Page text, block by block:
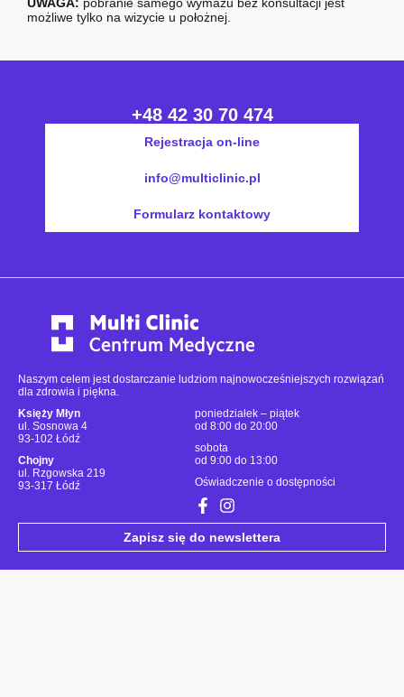
UWAGA: pobranie samego wymazu bez konsultacji jest
możliwe tylko na wizycie u położnej.
+48 42 30 70 474
Rejestracja on-line
info@multiclinic.pl
Formularz kontaktowy
Naszym celem jest dostarczanie ludziom najnowocześniejszych rozwiązań
dla zdrowia i piękna.
Księży Młyn
ul. Sosnowa 4
93-102 Łódź
Chojny
ul. Rzgowska 219
93-317 Łódź
poniedziałek – piątek
od 8:00 do 20:00
sobota
od 9:00 do 13:00
Oświadczenie o dostępności
Zapisz się do newslettera